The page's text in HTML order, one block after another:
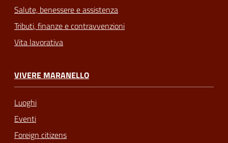
Salute, benessere e assistenza
Tributi, finanze e contravvenzioni
Vita lavorativa
VIVERE MARANELLO
Luoghi
Eventi
Foreign citizens